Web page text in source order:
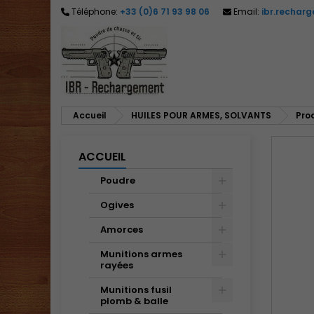
Téléphone: +33 (0)6 71 93 98 06 Email:
Accueil HUILES POUR ARMES, SOLVANTS
ACCUEIL
Poudre
Ogives
Amorces
Munitions armes
rayées
Munitions fusil
plomb & balle